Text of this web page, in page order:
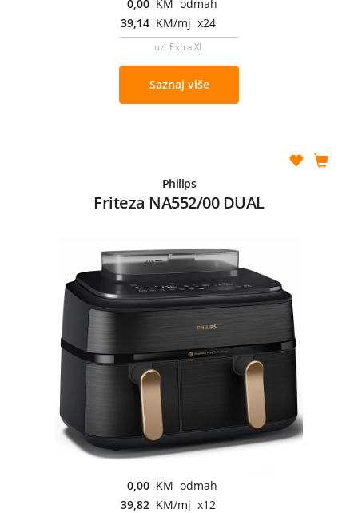
0,00 KM odmah
39,14 KM/mj x24
uz Extra XL
Saznaj više
Philips
Friteza NA552/00 DUAL
0,00 KM odmah
39,82 KM/mj x12